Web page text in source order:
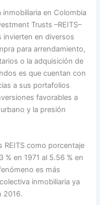
en Colombia
Trusts –REITS–
en diversos
para arrendamiento,
o la adquisición de
es que cuentan con
a sus portafolios
favorables a
y la presión
REITS como porcentaje
% en 1971 al 5.56 % en
es más
inmobiliaria ya
2016.